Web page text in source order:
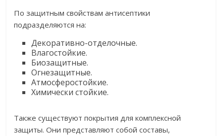
По защитным свойствам антисептики
подразделяются на:
Декоративно-отделочные.
Влагостойкие.
Биозащитные.
Огнезащитные.
Атмосферостойкие.
Химически стойкие.
Также существуют покрытия для комплексной
защиты. Они представляют собой составы,